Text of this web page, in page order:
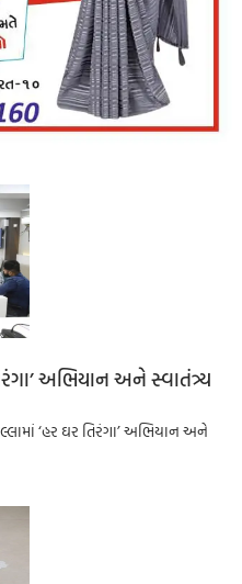
અભિયાન અને સ્વાતંત્ર્ય
‘હર ઘર તિરંગા’ અભિયાન અને